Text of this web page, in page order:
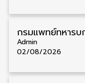
Admin
02/08/2026